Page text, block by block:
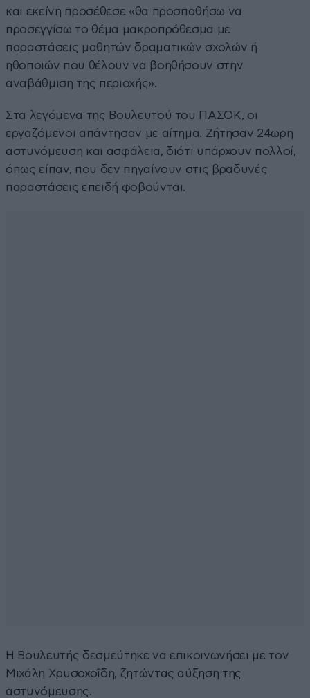
και εκείνη προσέθεσε «θα προσπαθήσω να
προσεγγίσω το θέμα μακροπρόθεσμα με
παραστάσεις μαθητών δραματικών σχολών ή
ηθοποιών που θέλουν να βοηθήσουν στην
αναβάθμιση της περιοχής».
Στα λεγόμενα της Βουλευτού του ΠΑΣΟΚ, οι
εργαζόμενοι απάντησαν με αίτημα. Ζήτησαν 24ωρη
αστυνόμευση και ασφάλεια, διότι υπάρχουν πολλοί,
όπως είπαν, που δεν πηγαίνουν στις βραδυνές
παραστάσεις επειδή φοβούνται.
Η Βουλευτής δεσμεύτηκε να επικοινωνήσει με τον
Μιχάλη Χρυσοχοΐδη, ζητώντας αύξηση της
αστυνόμευσης.